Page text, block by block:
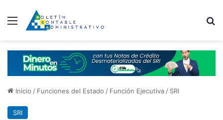
Menú
Inicio / Funciones del Estado / Función Ejecutiva / SRI
SRI